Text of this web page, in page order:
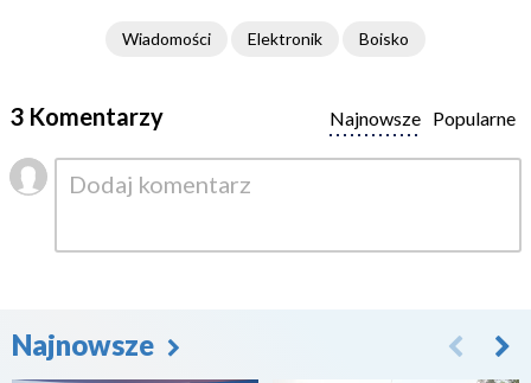
Wiadomości Elektronik Boisko
3 Komentarzy Popularne
Najnowsze
Najnowsze